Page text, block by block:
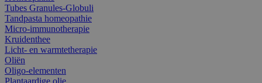
Tubes Granules-Globuli
Tandpasta homeopathie
Micro-immunotherapie
Kruidenthee
Licht- en warmtetherapie
Oliën
Oligo-elementen
Plantaardige olie